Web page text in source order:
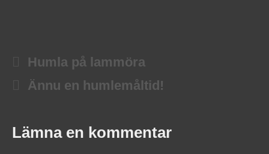
Humla på lammöra
Ännu en humlemåltid!
Lämna en kommentar